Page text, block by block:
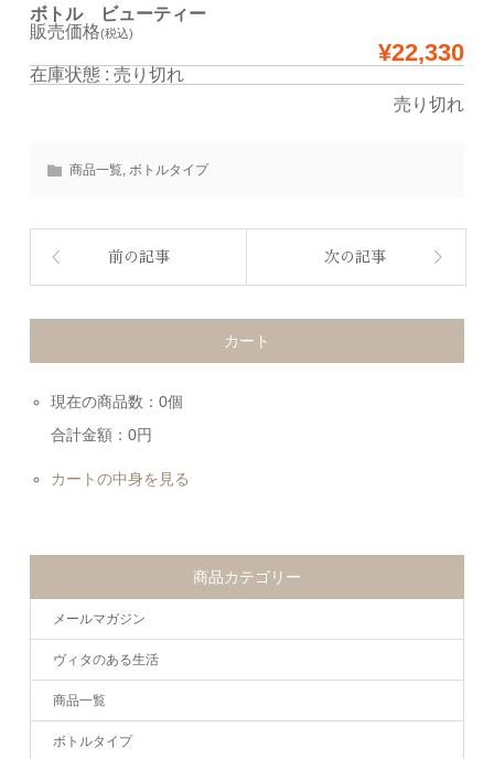
ボトル ビューティー
販売価格(税込)
¥22,330
在庫状態 : 売り切れ
売り切れ
商品一覧,ボトルタイプ
前の記事 次の記事
カート
現在の商品数：0個
合計金額：0円
カートの中身を見る
商品カテゴリー
メールマガジン
ヴィタのある生活
商品一覧
ボトルタイプ